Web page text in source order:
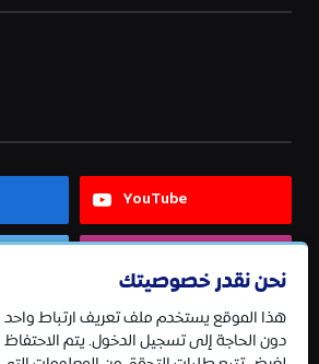
YouTube
نحن نقدر خصوصيتك
هذا الموقع يستخدم ملف تعريف ارتباط واحد
دون الحاجة إلى تسجيل الدخول. يتم